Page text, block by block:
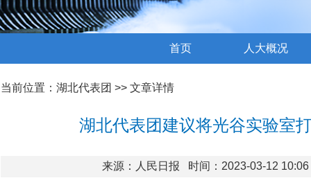
首页 人大概况
当前位置： 湖北代表团 >> 文章详情
湖北代表团建议将光谷实验室
来源：人民日报 时间：2023-03-12 10:06